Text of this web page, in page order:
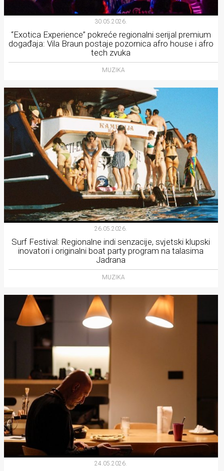
30.05.2026.
“Exotica Experience” pokreće regionalni serijal premium
događaja: Vila Braun postaje pozornica afro house i afro
tech zvuka
MUZIKA
26.05.2026.
Surf Festival: Regionalne indi senzacije, svjetski klupski
inovatori i originalni boat party program na talasima
Jadrana
MUZIKA
24.05.2026.